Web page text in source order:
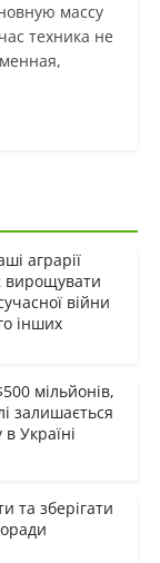
массу
техника не
аграрії
вирощувати
війни
інших
мільйонів,
залишається
Україні
та зберігати